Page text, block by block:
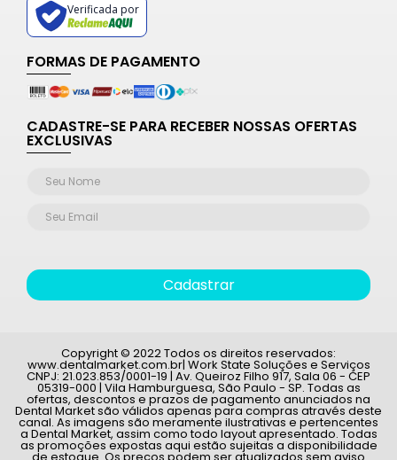
Verificada por
FORMAS DE PAGAMENTO
CADASTRE-SE PARA RECEBER NOSSAS OFERTAS
EXCLUSIVAS
Cadastrar
Copyright © 2022 Todos os direitos reservados:
www.dentalmarket.com.br| Work State Soluções e Serviços
CNPJ: 21.023.853/0001-19 | Av. Queiroz Filho 917, Sala 06 - CEP
05319-000 | Vila Hamburguesa, São Paulo - SP. Todas as
ofertas, descontos e prazos de pagamento anunciados na
Dental Market são válidos apenas para compras através deste
canal. As imagens são meramente ilustrativas e pertencentes
a Dental Market, assim como todo layout apresentado. Todas
as promoções expostas aqui estão sujeitas a disponibilidade